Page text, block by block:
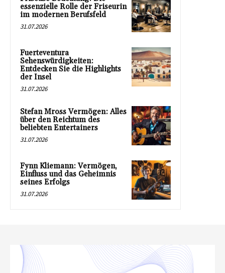
essenzielle Rolle der Friseurin
im modernen Berufsfeld
31.07.2026
Fuerteventura
Sehenswürdigkeiten:
Entdecken Sie die Highlights
der Insel
31.07.2026
Stefan Mross Vermögen: Alles
über den Reichtum des
beliebten Entertainers
31.07.2026
Fynn Kliemann: Vermögen,
Einfluss und das Geheimnis
seines Erfolgs
31.07.2026